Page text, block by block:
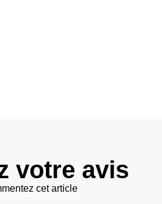
votre avis
cet article